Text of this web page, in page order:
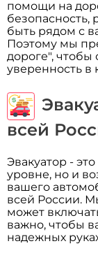
помощи на
безопасность,
быть рядом с
Поэтому мы
дороге",
уверенность в
всей
Эвакуатор -
уровне, но и
вашего
всей России.
может
важно, чтобы
надежных